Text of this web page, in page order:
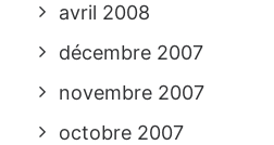
avril 2008
décembre 2007
novembre 2007
octobre 2007